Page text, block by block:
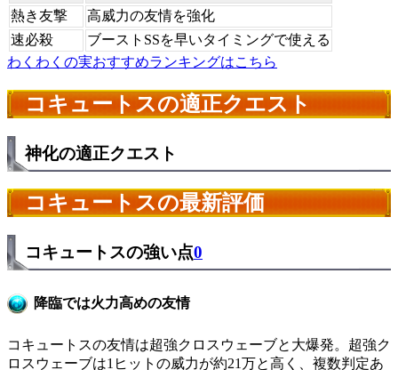
熱き友撃
高威力の友情を強化
速必殺
ブーストSSを早いタイミングで使える
わくわくの実おすすめランキングはこちら
コキュートスの適正クエスト
神化の適正クエスト
コキュートスの最新評価
コキュートスの強い点0
降臨では火力高めの友情
コキュートスの友情は超強クロスウェーブと大爆発。超強ク
ロスウェーブは1ヒットの威力が約21万と高く、複数判定あ